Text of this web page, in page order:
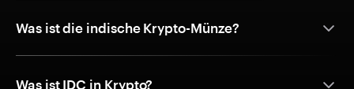
Was ist die indische Krypto-Münze?
Was ist IDC in Krypto?